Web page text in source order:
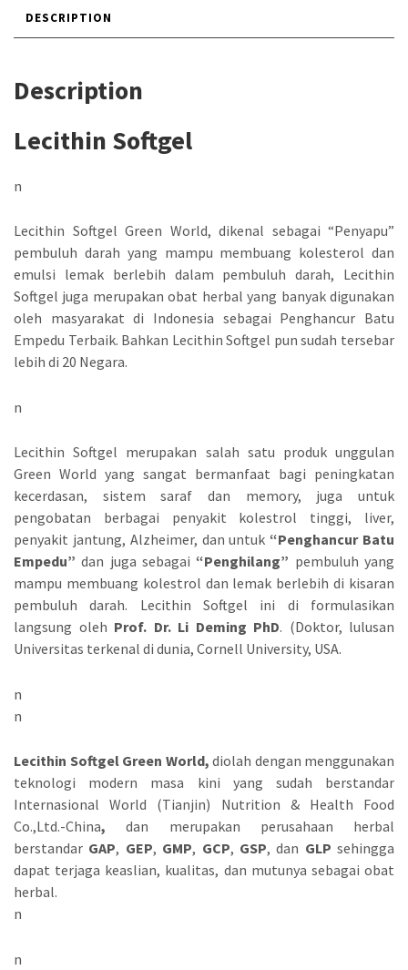
DESCRIPTION
Description
Lecithin Softgel
n
Lecithin Softgel Green World, dikenal sebagai “Penyapu”
pembuluh darah yang mampu membuang kolesterol dan
emulsi lemak berlebih dalam pembuluh darah, Lecithin
Softgel juga merupakan obat herbal yang banyak digunakan
oleh masyarakat di Indonesia sebagai Penghancur Batu
Empedu Terbaik. Bahkan Lecithin Softgel pun sudah tersebar
lebih di 20 Negara.
n
Lecithin Softgel merupakan salah satu produk unggulan
Green World yang sangat bermanfaat bagi peningkatan
kecerdasan, sistem saraf dan memory, juga untuk
pengobatan berbagai penyakit kolestrol tinggi, liver,
penyakit jantung, Alzheimer, dan untuk “Penghancur Batu
Empedu” dan juga sebagai “Penghilang” pembuluh yang
mampu membuang kolestrol dan lemak berlebih di kisaran
pembuluh darah. Lecithin Softgel ini di formulasikan
langsung oleh Prof. Dr. Li Deming PhD. (Doktor, lulusan
Universitas terkenal di dunia, Cornell University, USA.
n
n
Lecithin Softgel Green World, diolah dengan menggunakan
teknologi modern masa kini yang sudah berstandar
Internasional World (Tianjin) Nutrition & Health Food
Co.,Ltd.-China, dan merupakan perusahaan herbal
berstandar GAP, GEP, GMP, GCP, GSP, dan GLP sehingga
dapat terjaga keaslian, kualitas, dan mutunya sebagai obat
herbal.
n
n